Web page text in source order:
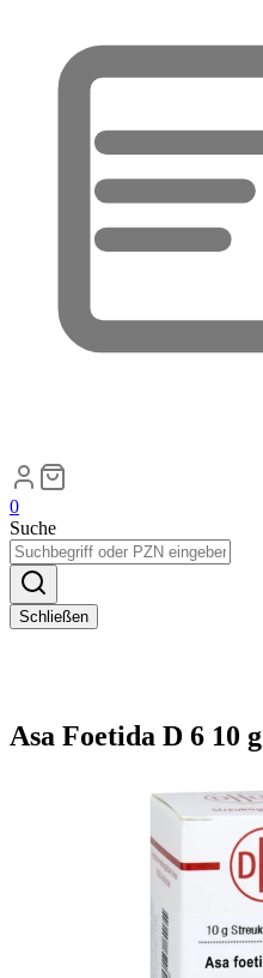
0
Suche
Schließen
Asa Foetida D 6 10 g